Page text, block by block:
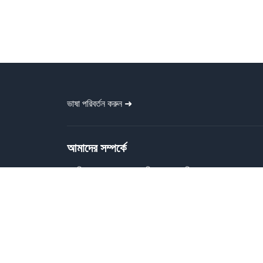
ভাষা পরিবর্তন করুন ➜
আমাদের সম্পর্কে
গ্রাফিক বাংলা প্রত্যেককে বিনামূল্যে গ্রাফিক